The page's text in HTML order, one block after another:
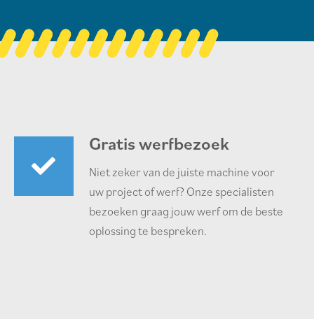
Gratis werfbezoek
Niet zeker van de juiste machine voor
uw project of werf? Onze specialisten
bezoeken graag jouw werf om de beste
oplossing te bespreken.